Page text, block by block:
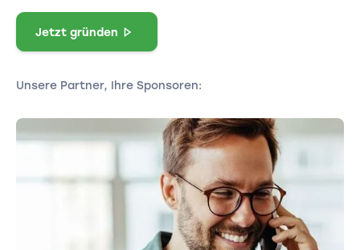
Jetzt gründen
Unsere Partner, Ihre Sponsoren: